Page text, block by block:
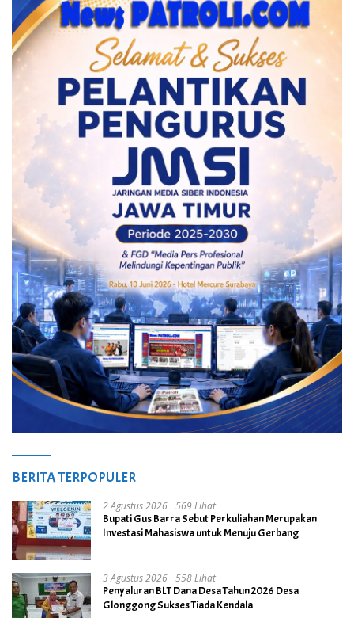
BERITA TERPOPULER
2 Agustus 2026 569 Lihat
Bupati Gus Barra Sebut Perkuliahan Merupakan
Investasi Mahasiswa untuk Menuju Gerbang
3 Agustus 2026 558 Lihat
Penyaluran BLT Dana Desa Tahun 2026 Desa
Glonggong Sukses Tiada Kendala